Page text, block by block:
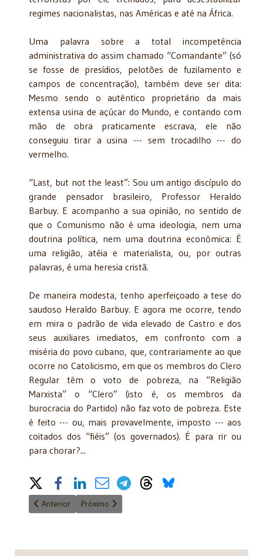
regimes nacionalistas, nas Américas e até na África.
Uma palavra sobre a total incompetência
administrativa do assim chamado “Comandante” (só
se fosse de presídios, pelotões de fuzilamento e
campos de concentração), também deve ser dita:
Mesmo sendo o autêntico proprietário da mais
extensa usina de açúcar do Mundo, e contando com
mão de obra praticamente escrava, ele não
conseguiu tirar a usina --- sem trocadilho --- do
vermelho.
“Last, but not the least”: Sou um antigo discípulo do
grande pensador brasileiro, Professor Heraldo
Barbuy. E acompanho a sua opinião, no sentido de
que o Comunismo não é uma ideologia, nem uma
doutrina política, nem uma doutrina econômica: É
uma religião, atéia e materialista, ou, por outras
palavras, é uma heresia cristã.
De maneira modesta, tenho aperfeiçoado a tese do
saudoso Heraldo Barbuy. E agora me ocorre, tendo
em mira o padrão de vida elevado de Castro e dos
seus auxiliares imediatos, em confronto com a
miséria do povo cubano, que, contrariamente ao que
ocorre no Catolicismo, em que os membros do Clero
Regular têm o voto de pobreza, na “Religião
Marxista” o “Clero” (isto é, os membros da
burocracia do Partido) não faz voto de pobreza. Este
é feito --- ou, mais provavelmente, imposto --- aos
coitados dos “fiéis” (os governados). É para rir ou
para chorar?...
Share on Social Media
Artigo anterior: Academia Cristã de Letras com nova diretoria
Anterior Próximo artigo: Substituição do Presidente da
Próximo